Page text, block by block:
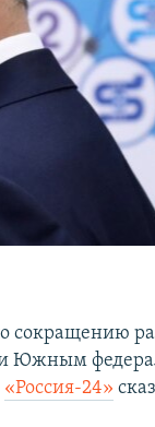
сокращению
и Южным
«Россия-24»